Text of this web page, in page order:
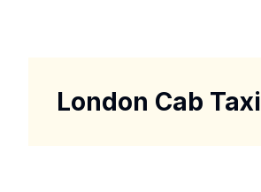
London Cab Taxi